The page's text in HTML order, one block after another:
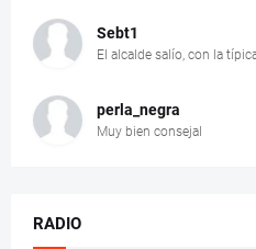
Sebt1
El alcalde salío, con la
perla_negra
Muy bien consejal
RADIO